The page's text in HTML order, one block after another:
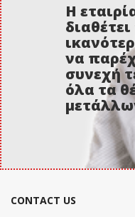
Η
να
συνεχή
όλα τα
CONTACT US